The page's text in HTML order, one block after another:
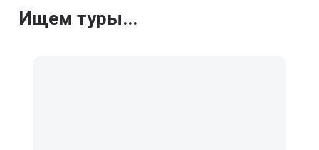
Ищем туры...